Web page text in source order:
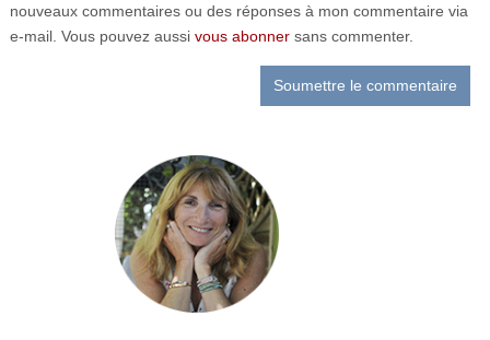
nouveaux commentaires ou des réponses à mon commentaire via
e-mail. Vous pouvez aussi vous abonnersans commenter.